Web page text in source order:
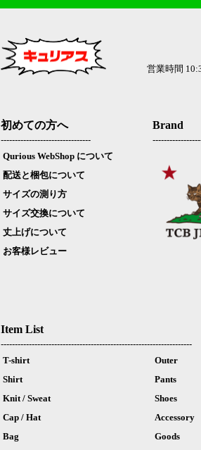
営業時間
初めての方へ Brand
--------------------------------
Qurious WebShop について
配送と梱包について
サイズの測り方
サイズ交換について
丈上げについて
お客様レビュー
Item List
--------------------------------------------------------------------
T-shirt
Outer
Shirt
Pants
Knit / Sweat
Shoes
Cap / Hat
Accessory
Bag
Goods